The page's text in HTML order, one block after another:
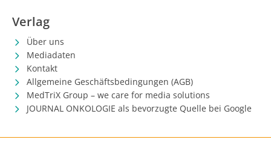
Verlag
Über uns
Mediadaten
Kontakt
Allgemeine Geschäftsbedingungen (AGB)
MedTriX Group – we care for media solutions
JOURNAL ONKOLOGIE als bevorzugte Quelle bei Google